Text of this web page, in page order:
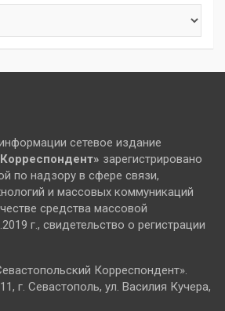
сетевое издание
Корреспондент» зарегистрировано
по надзору в сфере связи,
и массовых коммуникаций
средства массовой
г., свидетельство о регистрации
Корреспондент».
г. Севастополь, ул. Василия Кучера,